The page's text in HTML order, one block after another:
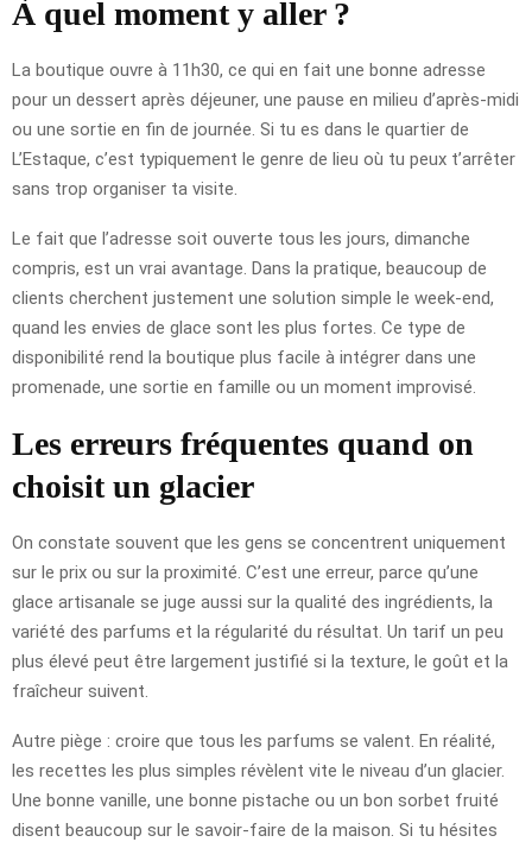
À quel moment y aller ?
La boutique ouvre à 11h30, ce qui en fait une bonne adresse
pour un dessert après déjeuner, une pause en milieu d’après-midi
ou une sortie en fin de journée. Si tu es dans le quartier de
L’Estaque, c’est typiquement le genre de lieu où tu peux t’arrêter
sans trop organiser ta visite.
Le fait que l’adresse soit ouverte tous les jours, dimanche
compris, est un vrai avantage. Dans la pratique, beaucoup de
clients cherchent justement une solution simple le week-end,
quand les envies de glace sont les plus fortes. Ce type de
disponibilité rend la boutique plus facile à intégrer dans une
promenade, une sortie en famille ou un moment improvisé.
Les erreurs fréquentes quand on
choisit un glacier
On constate souvent que les gens se concentrent uniquement
sur le prix ou sur la proximité. C’est une erreur, parce qu’une
glace artisanale se juge aussi sur la qualité des ingrédients, la
variété des parfums et la régularité du résultat. Un tarif un peu
plus élevé peut être largement justifié si la texture, le goût et la
fraîcheur suivent.
Autre piège : croire que tous les parfums se valent. En réalité,
les recettes les plus simples révèlent vite le niveau d’un glacier.
Une bonne vanille, une bonne pistache ou un bon sorbet fruité
disent beaucoup sur le savoir-faire de la maison. Si tu hésites